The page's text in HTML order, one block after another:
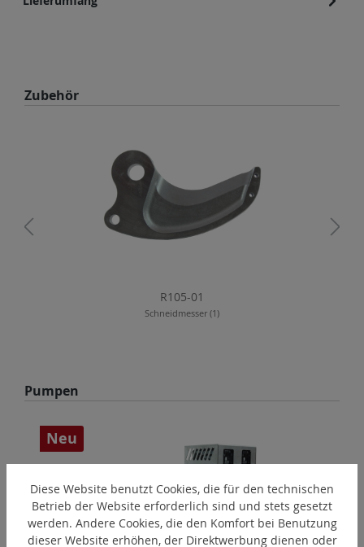
Produktgalerie überspringen
Zubehör
R105-01
Schneidmesser (1)
Produktgalerie überspringen
Pumpen
Neu
Diese Website benutzt Cookies, die für den technischen
Betrieb der Website erforderlich sind und stets gesetzt
werden. Andere Cookies, die den Komfort bei Benutzung
dieser Website erhöhen, der Direktwerbung dienen oder